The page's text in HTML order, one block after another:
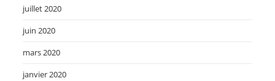
juillet 2020
juin 2020
mars 2020
janvier 2020